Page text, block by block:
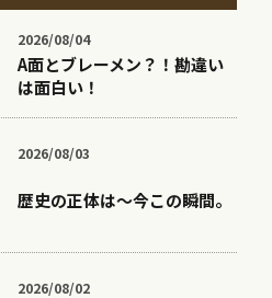
2026/08/04
A面とブレーメン？！勘違い
は面白い！
2026/08/03
歴史の正体は〜今この瞬間。
2026/08/02